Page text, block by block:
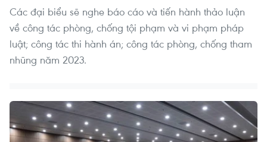
Các đại biểu sẽ nghe báo cáo và tiến hành thảo luận
về công tác phòng, chống tội phạm và vi phạm pháp
luật; công tác thi hành án; công tác phòng, chống tham
nhũng năm 2023.